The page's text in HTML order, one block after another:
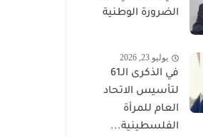
الضرورة الوطنية
يوليو 23, 2026
في الذكرى الـ61
لتأسيس الاتحاد
العام للمرأة
الفلسطينية...